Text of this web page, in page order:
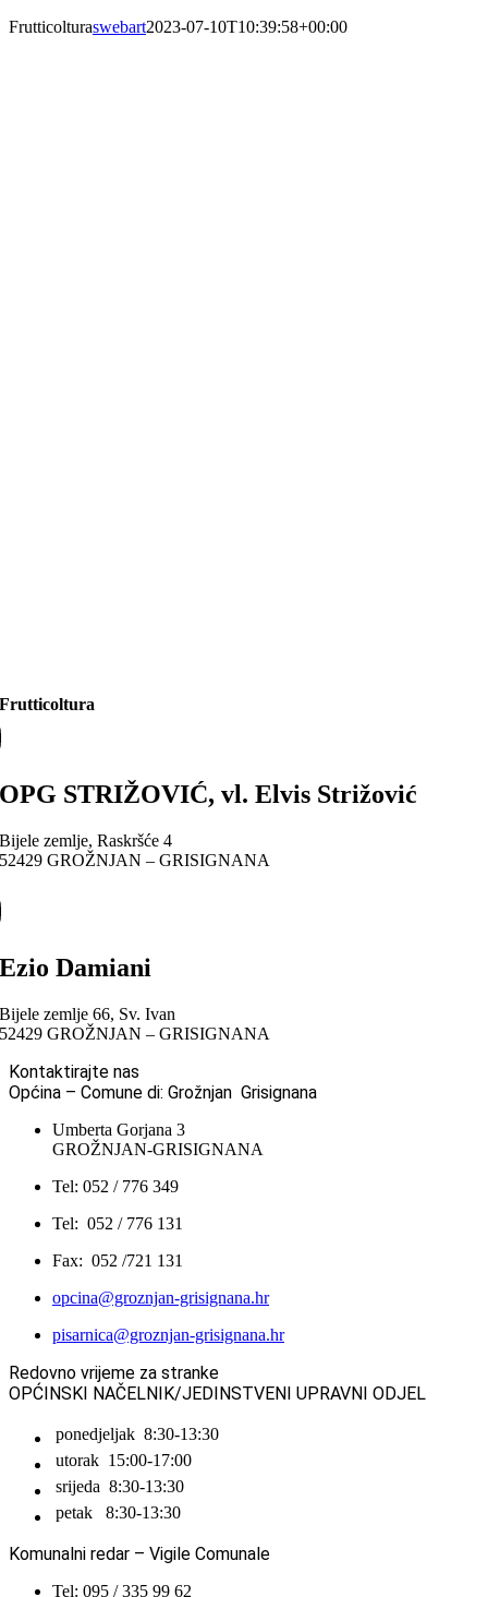
Frutticolturaswebart2023-07-10T10:39:58+00:00
Frutticoltura
OPG STRIŽOVIĆ, vl. Elvis Strižović
Bijele zemlje, Raskršće 4
52429 GROŽNJAN – GRISIGNANA
Ezio Damiani
Bijele zemlje 66, Sv. Ivan
52429 GROŽNJAN – GRISIGNANA
Kontaktirajte nas
Općina – Comune di: Grožnjan Grisignana
Umberta Gorjana 3
GROŽNJAN-GRISIGNANA
Tel: 052 / 776 349
Tel: 052 / 776 131
Fax: 052 /721 131
opcina@groznjan-grisignana.hr
pisarnica@groznjan-grisignana.hr
Redovno vrijeme za stranke
OPĆINSKI NAČELNIK/JEDINSTVENI UPRAVNI ODJEL
ponedjeljak 8:30-13:30
utorak 15:00-17:00
srijeda 8:30-13:30
petak
8:30-13:30
Komunalni redar – Vigile Comunale
Tel: 095 / 335 99 62